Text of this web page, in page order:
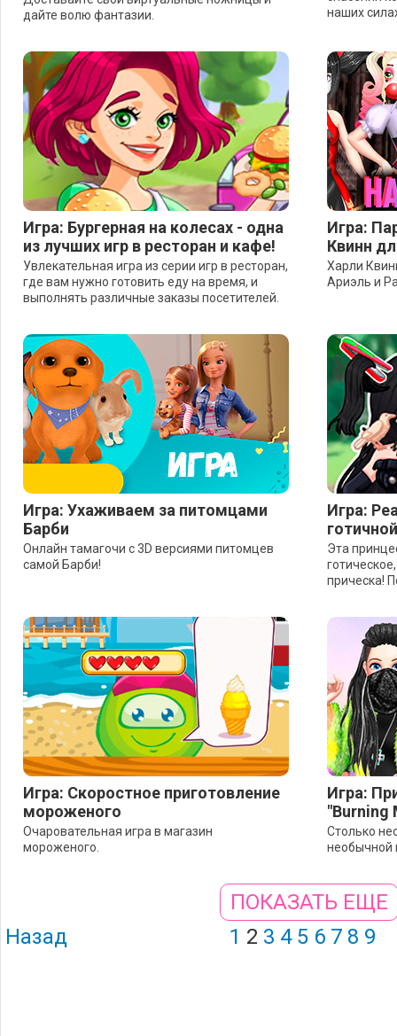
дайте волю фантазии.
наших
Игра: Бургерная на колесах - одна
из лучших игр в ресторан и кафе!
Увлекательная игра из серии игр в ресторан,
где вам нужно готовить еду на время, и
выполнять различные заказы посетителей.
Игра:
Квинн
Харли
Ариэль и
Игра: Ухаживаем за питомцами
Барби
Онлайн тамагочи с 3D версиями питомцев
самой Барби!
Игра:
Эта
прическа!
Игра: Скоростное приготовление
мороженого
Очаровательная игра в магазин
мороженого.
Игра:
"Burning
Столько
необычной
ПОКАЗАТЬ ЕЩЕ
Назад
1 2 3 4 5 6 7 8 9